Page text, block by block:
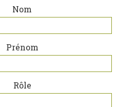
Nom
Prénom
Rôle